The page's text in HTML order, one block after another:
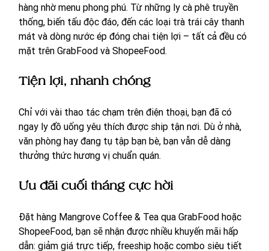
hàng nhờ menu phong phú. Từ những ly cà phê truyền
thống, biến tấu độc đáo, đến các loại trà trái cây thanh
mát và dòng nước ép đóng chai tiện lợi – tất cả đều có
mặt trên GrabFood và ShopeeFood.
Tiện lợi, nhanh chóng
Chỉ với vài thao tác chạm trên điện thoại, bạn đã có
ngay ly đồ uống yêu thích được ship tận nơi. Dù ở nhà,
văn phòng hay đang tụ tập bạn bè, bạn vẫn dễ dàng
thưởng thức hương vị chuẩn quán.
Ưu đãi cuối tháng cực hời
Đặt hàng Mangrove Coffee & Tea qua GrabFood hoặc
ShopeeFood, bạn sẽ nhận được nhiều khuyến mãi hấp
dẫn: giảm giá trực tiếp, freeship hoặc combo siêu tiết